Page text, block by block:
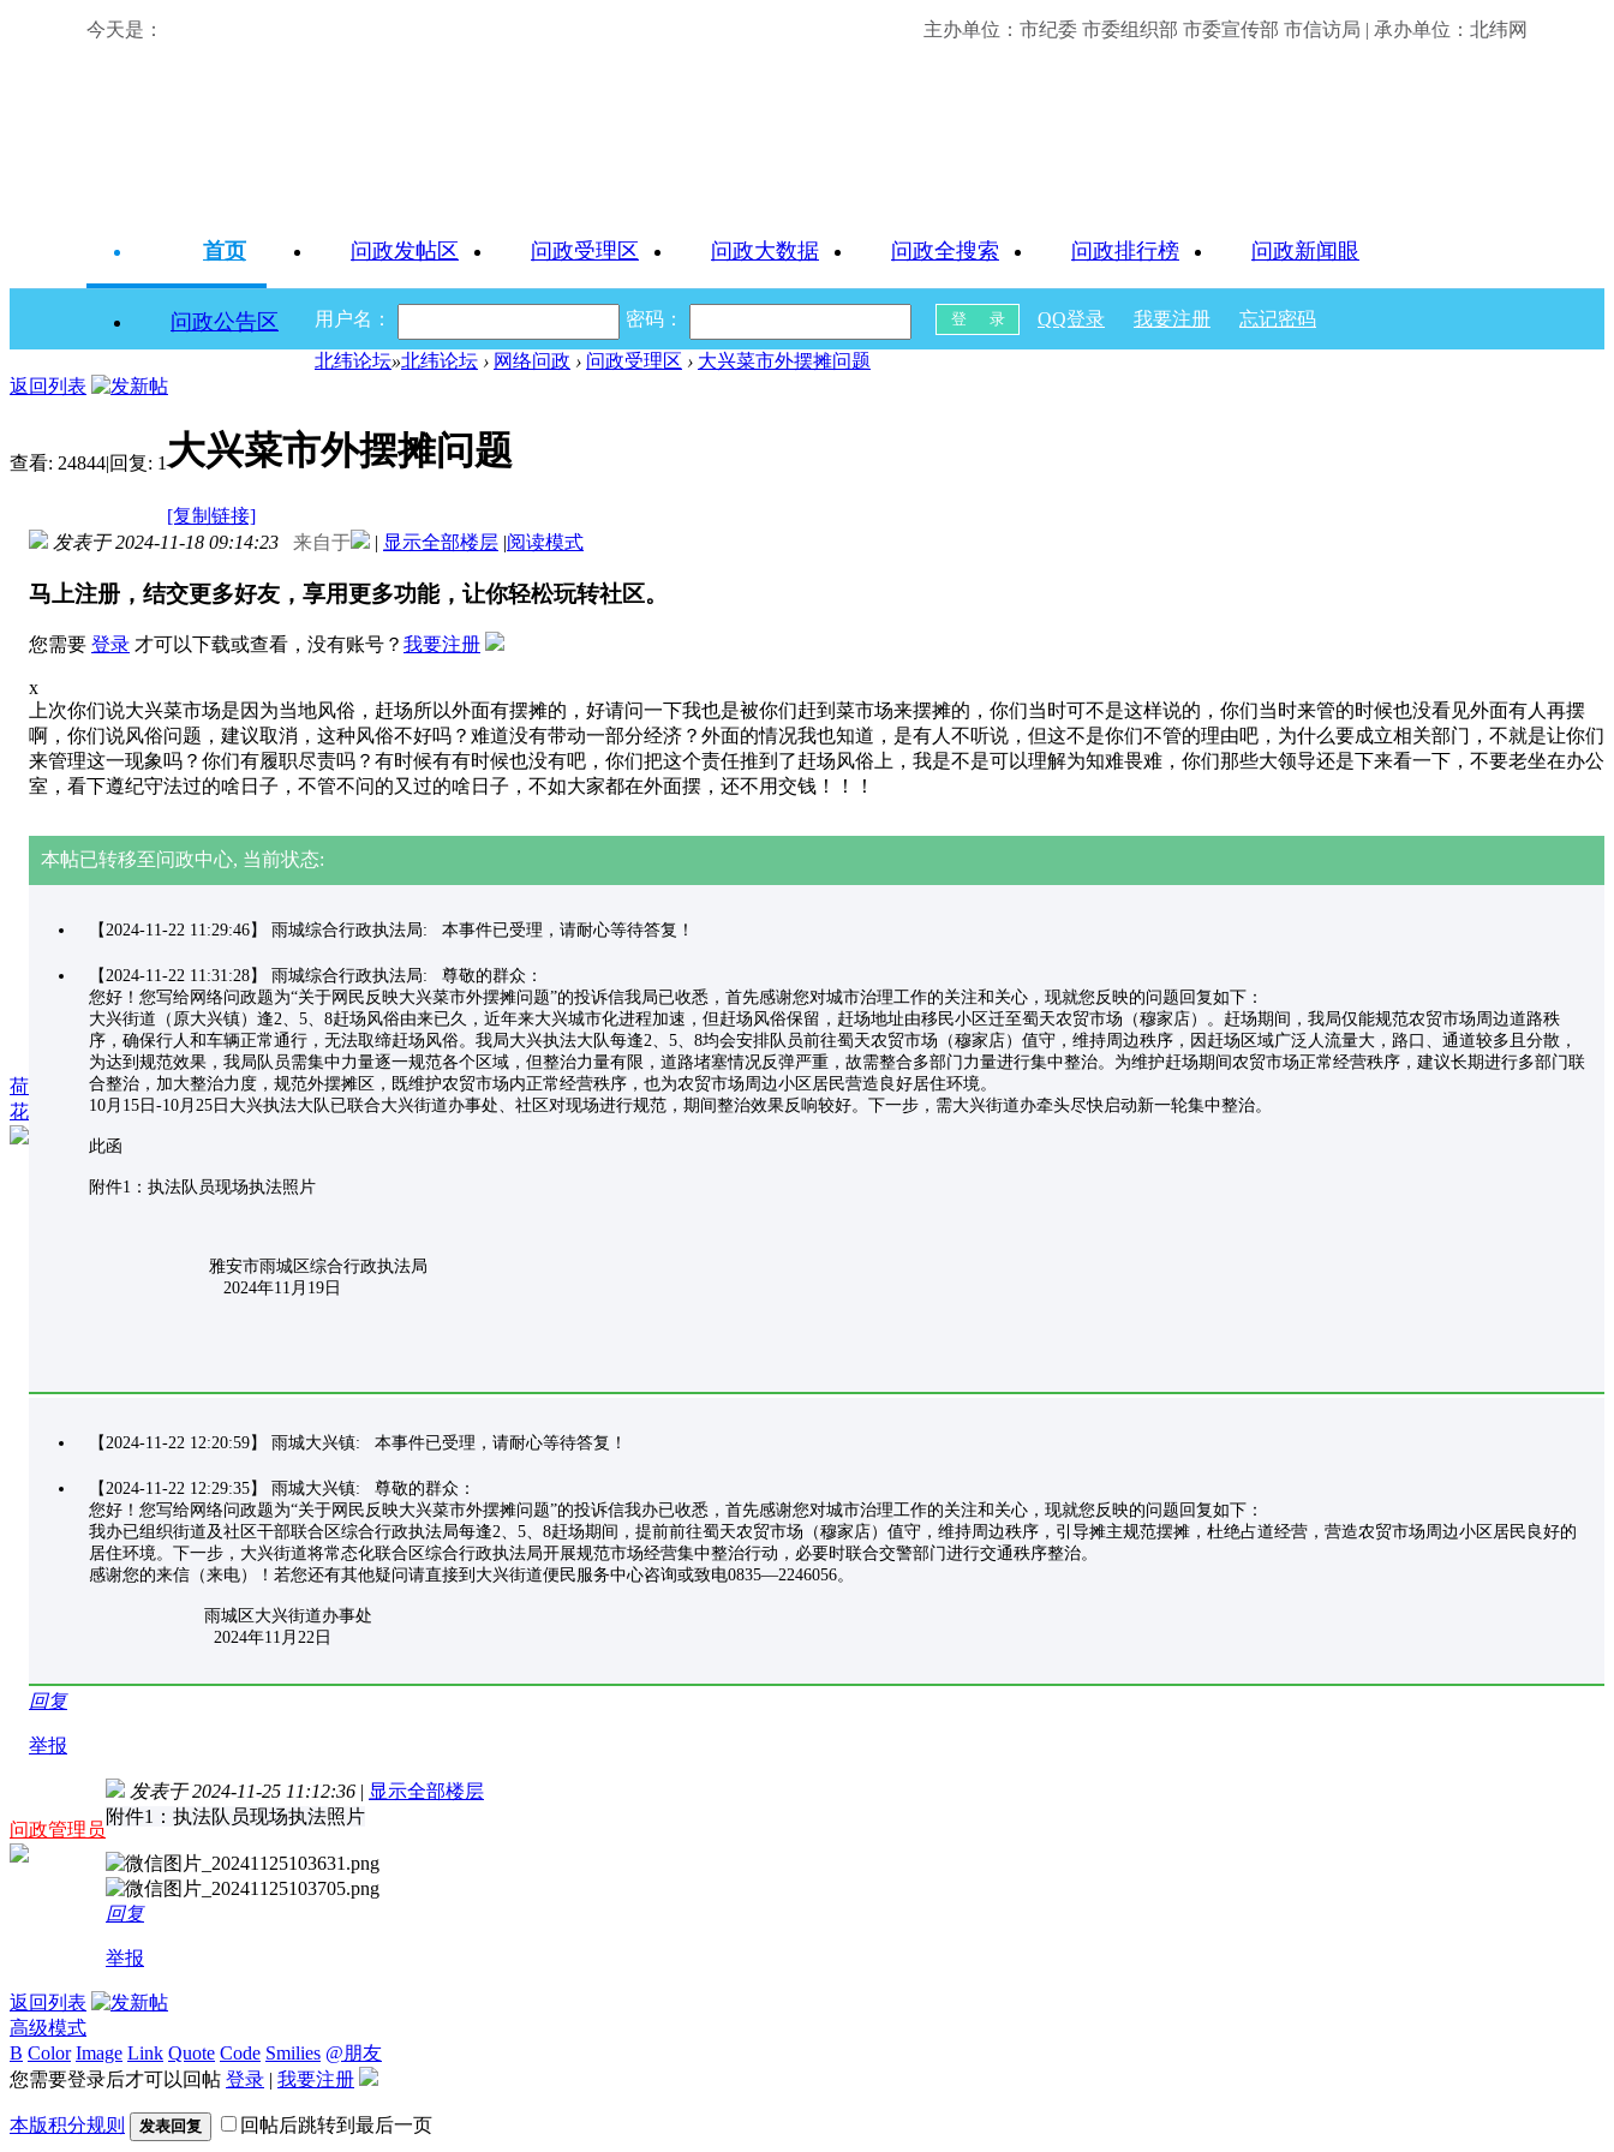
今天是： 主办单位：市纪委 市委组织部 市委宣传部 市信访局 | 承办单位：北纬网
首页 问政发帖区 问政受理区 问政大数据 问政全搜索 问政排行榜 问政新闻眼
问政公告区 用户名： 密码： QQ登录 我要注册 忘记密码
北纬论坛»北纬论坛 › 网络问政 › 问政受理区 › 大兴菜市外摆摊问题
返回列表
查看: 24844|回复: 1大兴菜市外摆摊问题
[复制链接]
荷
花
发表于 2024-11-18 09:14:23 来自于 | 显示全部楼层 |阅读模式
马上注册，结交更多好友，享用更多功能，让你轻松玩转社区。
您需要 登录 才可以下载或查看，没有账号？ 我要注册
x
上次你们说大兴菜市场是因为当地风俗，赶场所以外面有摆摊的，好请问一下我也是被你们赶到菜市场来摆摊的，你们当时可不是这样说的，你们当时来管的时候也没看见外面有人再摆
啊，你们说风俗问题，建议取消，这种风俗不好吗？难道没有带动一部分经济？外面的情况我也知道，是有人不听说，但这不是你们不管的理由吧，为什么要成立相关部门，不就是让你们
来管理这一现象吗？你们有履职尽责吗？有时候有有时候也没有吧，你们把这个责任推到了赶场风俗上，我是不是可以理解为知难畏难，你们那些大领导还是下来看一下，不要老坐在办公
室，看下遵纪守法过的啥日子，不管不问的又过的啥日子，不如大家都在外面摆，还不用交钱！！！
本帖已转移至问政中心, 当前状态:
【2024-11-22 11:29:46】 雨城综合行政执法局: 本事件已受理，请耐心等待答复！
【2024-11-22 11:31:28】 雨城综合行政执法局: 尊敬的群众：
您好！您写给网络问政题为“关于网民反映大兴菜市外摆摊问题”的投诉信我局已收悉，首先感谢您对城市治理工作的关注和关心，现就您反映的问题回复如下：
大兴街道（原大兴镇）逢2、5、8赶场风俗由来已久，近年来大兴城市化进程加速，但赶场风俗保留，赶场地址由移民小区迁至蜀天农贸市场（穆家店）。赶场期间，我局仅能规范农贸市场周边道路秩
序，确保行人和车辆正常通行，无法取缔赶场风俗。我局大兴执法大队每逢2、5、8均会安排队员前往蜀天农贸市场（穆家店）值守，维持周边秩序，因赶场区域广泛人流量大，路口、通道较多且分散，
为达到规范效果，我局队员需集中力量逐一规范各个区域，但整治力量有限，道路堵塞情况反弹严重，故需整合多部门力量进行集中整治。为维护赶场期间农贸市场正常经营秩序，建议长期进行多部门联
合整治，加大整治力度，规范外摆摊区，既维护农贸市场内正常经营秩序，也为农贸市场周边小区居民营造良好居住环境。
10月15日-10月25日大兴执法大队已联合大兴街道办事处、社区对现场进行规范，期间整治效果反响较好。下一步，需大兴街道办牵头尽快启动新一轮集中整治。
此函
附件1：执法队员现场执法照片
雅安市雨城区综合行政执法局
2024年11月19日
【2024-11-22 12:20:59】 雨城大兴镇: 本事件已受理，请耐心等待答复！
【2024-11-22 12:29:35】 雨城大兴镇: 尊敬的群众：
您好！您写给网络问政题为“关于网民反映大兴菜市外摆摊问题”的投诉信我办已收悉，首先感谢您对城市治理工作的关注和关心，现就您反映的问题回复如下：
我办已组织街道及社区干部联合区综合行政执法局每逢2、5、8赶场期间，提前前往蜀天农贸市场（穆家店）值守，维持周边秩序，引导摊主规范摆摊，杜绝占道经营，营造农贸市场周边小区居民良好的
居住环境。下一步，大兴街道将常态化联合区综合行政执法局开展规范市场经营集中整治行动，必要时联合交警部门进行交通秩序整治。
感谢您的来信（来电）！若您还有其他疑问请直接到大兴街道便民服务中心咨询或致电0835—2246056。
雨城区大兴街道办事处
2024年11月22日
回复
举报
问政管理员
发表于 2024-11-25 11:12:36 | 显示全部楼层
附件1：执法队员现场执法照片
回复
举报
返回列表
高级模式
B Color Image Link Quote Code Smilies @朋友
您需要登录后才可以回帖 登录 | 我要注册
本版积分规则 发表回复 回帖后跳转到最后一页